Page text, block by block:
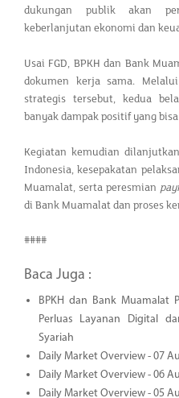
dukungan publik akan
keberlanjutan ekonomi dan
Usai FGD, BPKH dan Bank
dokumen kerja sama.
strategis tersebut, kedua
banyak dampak positif yang
Kegiatan kemudian
Indonesia, kesepakatan
Muamalat, serta peresmian
di Bank Muamalat dan proses
####
Baca Juga :
BPKH dan Bank Muamalat
Perluas Layanan Digital
Syariah
Daily Market Overview - 07
Daily Market Overview - 06
Daily Market Overview - 05